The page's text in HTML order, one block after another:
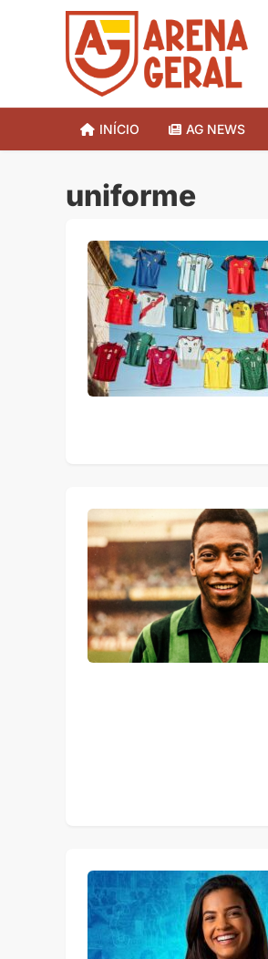
INÍCIO AG NEWS
uniforme